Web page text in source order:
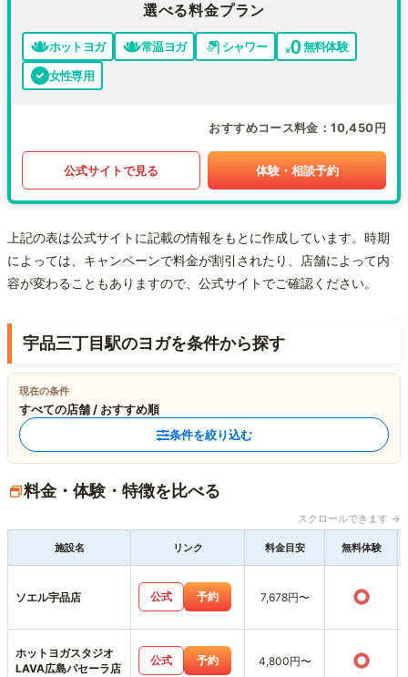
選べる料金プラン
ホットヨガ 常温ヨガ シャワー
無料体験
女性専用
おすすめコース料金 10,450円
公式サイトで見る 体験・相談予約
上記の表は公式サイトに記載の情報をもとに作成しています。時期
によっては、キャンペーンで料金が割引されたり、店舗によって内
容が変わることもありますので、公式サイトでご確認ください。
宇品三丁目駅のヨガを条件から探す
現在の条件
すべての店舗 / おすすめ順
条件を絞り込む
料金・体験・特徴を比べる
スクロールできます →
施設名 リンク 料金目安 無料体験
ソエル宇品店 公式 予約 7,678円〜 ○
ホットヨガスタジオ
LAVA広島パセーラ店
公式 予約 4,800円〜 ○